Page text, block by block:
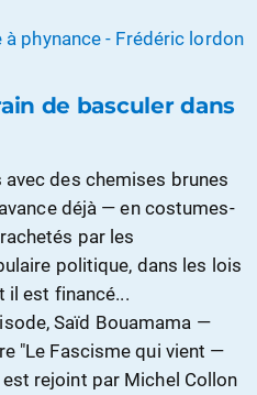
à phynance - Frédéric lordon
de basculer dans
des chemises brunes
déjà — en costumes-
par les
politique, dans les lois
il est financé...
Saïd Bouamama —
"Le Fascisme qui vient —
rejoint par Michel Collon